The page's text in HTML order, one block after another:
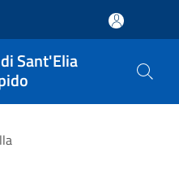
Sant'Elia